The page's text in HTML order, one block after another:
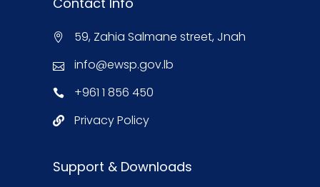
59, Zahia Salmane street, Jnah
info@ewsp.gov.lb
+961 1 856 450
Privacy Policy
Support & Downloads